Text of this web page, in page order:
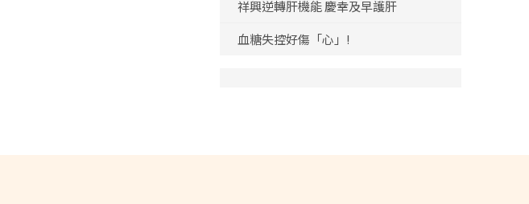
祥興逆轉肝機能 慶幸及早護肝
血糖失控好傷「心」!